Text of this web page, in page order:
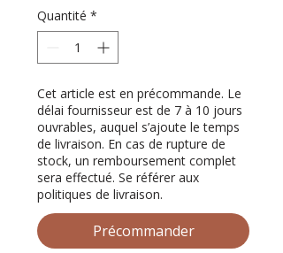
Quantité *
Cet article est en précommande. Le
délai fournisseur est de 7 à 10 jours
ouvrables, auquel s’ajoute le temps
de livraison. En cas de rupture de
stock, un remboursement complet
sera effectué. Se référer aux
politiques de livraison.
Précommander